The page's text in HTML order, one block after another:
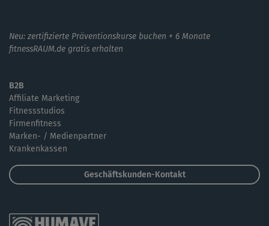
Neu: zertifizierte Präventionskurse buchen + 6 Monate
fitnessRAUM.de gratis erhalten
B2B
Affiliate Marketing
Fitnessstudios
Firmenfitness
Marken- / Medienpartner
Krankenkassen
Geschäftskunden-Kontakt